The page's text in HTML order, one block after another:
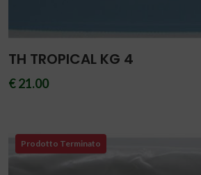
TH TROPICAL KG 4
€ 21.00
Prodotto Terminato